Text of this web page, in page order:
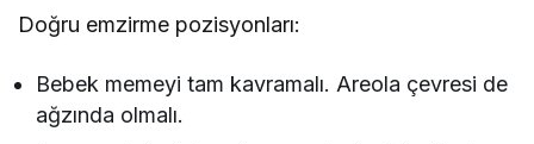
Doğru emzirme pozisyonları:
Bebek memeyi tam kavramalı. Areola çevresi de
ağzında olmalı.